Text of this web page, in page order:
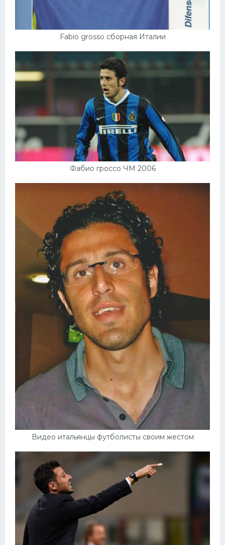
Fabio grosso сборная Италии
Фабио гроссо ЧМ 2006
Видео итальянцы футболисты своим жестом